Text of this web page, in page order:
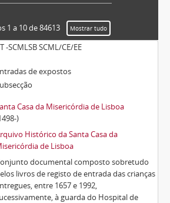
1 a 10 de 84613 Mostrar tudo
-SCMLSB SCML/CE/EE
de expostos
Casa da Misericórdia de Lisboa
)
Histórico da Santa Casa da
de Lisboa
documental composto sobretudo
livros de registo de entrada das crianças
entre 1657 e 1992,
à guarda do Hospital de